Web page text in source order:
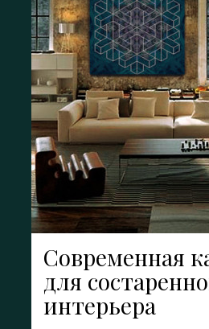
Современная
для
интерьера